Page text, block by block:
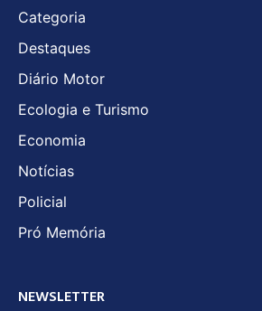
Categoria
Destaques
Diário Motor
Ecologia e Turismo
Economia
Notícias
Policial
Pró Memória
NEWSLETTER